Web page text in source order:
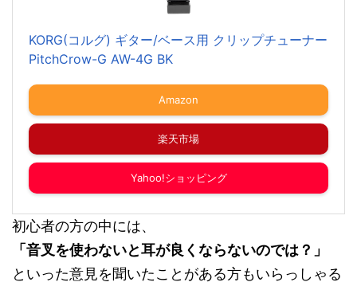
KORG(コルグ) ギター/ベース用 クリップチューナー
PitchCrow-G AW-4G BK
Amazon
楽天市場
Yahoo!ショッピング
初心者の方の中には、
「音叉を使わないと耳が良くならないのでは？」
といった意見を聞いたことがある方もいらっしゃる